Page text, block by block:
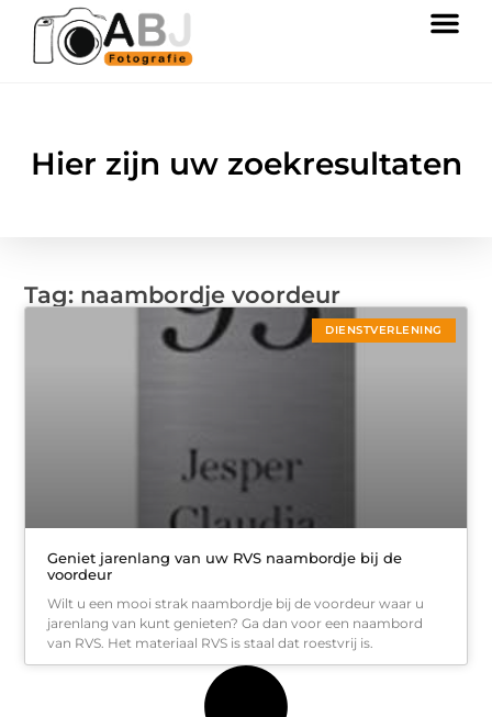
Hier zijn uw zoekresultaten
Tag: naambordje voordeur
DIENSTVERLENING
Geniet jarenlang van uw RVS naambordje bij de
voordeur
Wilt u een mooi strak naambordje bij de voordeur waar u
jarenlang van kunt genieten? Ga dan voor een naambord
van RVS. Het materiaal RVS is staal dat roestvrij is.